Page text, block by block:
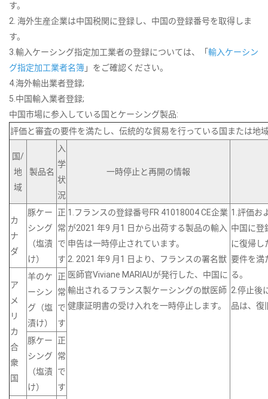
す。
2. 海外生産企業は中国税関に登録し、中国の登録番号を取得しま
す。
3.輸入ケーシング指定加工業者の登録については、「 輸入ケーシン
グ指定加工業者名簿 」をご確認ください。
4.海外輸出業者登録;
5.中国輸入業者登録;
中国市場に参入している国とケーシング製品:
評価と審査の要件を満たし、伝統的な貿易を行っている国または地
国/
地
域
製品名
入
学
状
況
一時停止と再開の情報
カ
ナ
ダ
豚ケー
シング
（塩漬
け）
正
常
で
す
1.フランスの登録番号FR 41018004 CE企業
が2021 年9 月1 日から出荷する製品の輸入
申告は一時停止されています。
2. 2021 年9 月1 日より、フランスの署名獣
医師官Viviane MARIAUが発行した、中国に
輸出されるフランス製ケーシングの獣医師
健康証明書の受け入れを一時停止します。
1.評価お
中国に登
に復帰し
要件を満
る。
2.停止後
品は、復
ア
メ
リ
カ
合
衆
国
羊のケ
ーシン
グ（塩
漬け）
正
常
で
す
豚ケー
シング
（塩漬
け）
正
常
で
す